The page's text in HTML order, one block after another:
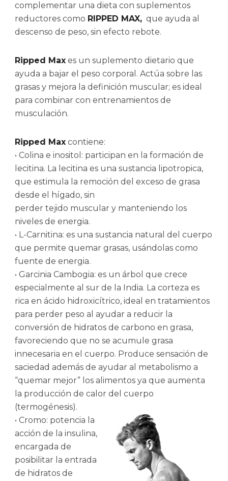
complementar una dieta con suplementos
reductores como RIPPED MAX, que ayuda al
descenso de peso, sin efecto rebote.
Ripped Max es un suplemento dietario que
ayuda a bajar el peso corporal. Actúa sobre las
grasas y mejora la definición muscular; es ideal
para combinar con entrenamientos de
musculación.
Ripped Max contiene:
• Colina e inositol: participan en la formación de
lecitina. La lecitina es una sustancia lipotropica,
que estimula la remoción del exceso de grasa
desde el hígado, sin
perder tejido muscular y manteniendo los
niveles de energia.
• L-Carnitina: es una sustancia natural del cuerpo
que permite quemar grasas, usándolas como
fuente de energia.
• Garcinia Cambogia: es un árbol que crece
especialmente al sur de la India. La corteza es
rica en ácido hidroxicítrico, ideal en tratamientos
para perder peso al ayudar a reducir la
conversión de hidratos de carbono en grasa,
favoreciendo que no se acumule grasa
innecesaria en el cuerpo. Produce sensación de
saciedad además de ayudar al metabolismo a
“quemar mejor” los alimentos ya que aumenta
la producción de calor del cuerpo
(termogénesis).
• Cromo: potencia la
acción de la insulina,
encargada de
posibilitar la entrada
de hidratos de